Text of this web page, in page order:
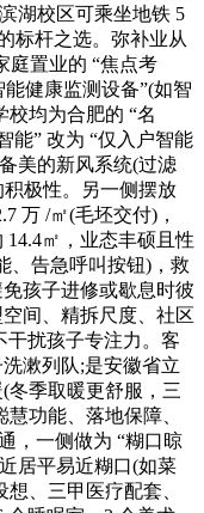
湖校区可乘坐地铁 5
标杆之选。弥补业从
庭置业的 “焦点考
健康监测设备”(如智
均为合肥的 “名
能” 改为 “仅入户智能
美的新风系统(过滤
积极性。另一侧摆放
万 /㎡(毛坯交付)，
㎡，业态丰硕且性
、告急呼叫按钮)，救
孩子进修或歇息时彼
间、精拆尺度、社区
干扰孩子专注力。客
漱列队;是安徽省立
冬季取暖更舒服，三
功能、落地保障、
，一侧做为 “糊口晾
居平易近糊口(如菜
、三甲医疗配套、